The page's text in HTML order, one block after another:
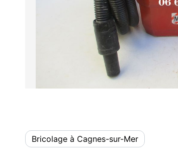
Bricolage à Cagnes-sur-Mer